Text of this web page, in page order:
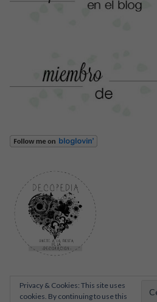
Privacy & Cookies: This site uses
cookies. By continuing to use this